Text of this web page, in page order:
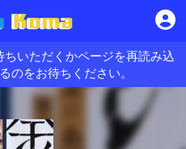
いただくかページを再読み込
のをお待ちください。